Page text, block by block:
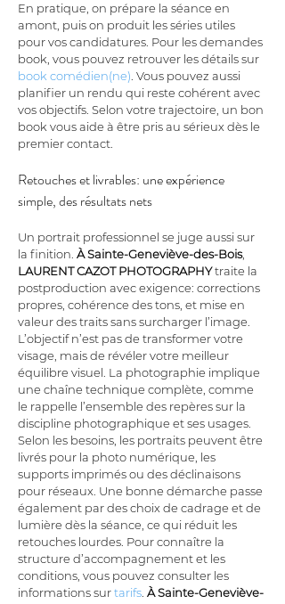
En pratique, on prépare la séance en
amont, puis on produit les séries utiles
pour vos candidatures. Pour les demandes
book, vous pouvez retrouver les détails sur
book comédien(ne) . Vous pouvez aussi
planifier un rendu qui reste cohérent avec
vos objectifs. Selon votre trajectoire, un bon
book vous aide à être pris au sérieux dès le
premier contact.
Retouches et livrables: une expérience
simple, des résultats nets
Un portrait professionnel se juge aussi sur
la finition. À Sainte-Geneviève-des-Bois,
LAURENT CAZOT PHOTOGRAPHY traite la
postproduction avec exigence: corrections
propres, cohérence des tons, et mise en
valeur des traits sans surcharger l’image.
L’objectif n’est pas de transformer votre
visage, mais de révéler votre meilleur
équilibre visuel. La photographie implique
une chaîne technique complète, comme
le rappelle l’ensemble des repères sur la
discipline photographique et ses usages.
Selon les besoins, les portraits peuvent être
livrés pour la photo numérique, les
supports imprimés ou des déclinaisons
pour réseaux. Une bonne démarche passe
également par des choix de cadrage et de
lumière dès la séance, ce qui réduit les
retouches lourdes. Pour connaître la
structure d’accompagnement et les
conditions, vous pouvez consulter les
informations sur tarifs À Sainte-Geneviève-